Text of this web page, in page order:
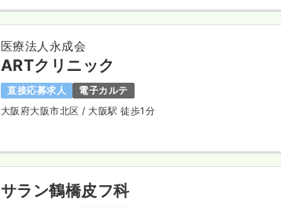
医療法人永成会
ARTクリニック
直接応募求人
電子カルテ
大阪府大阪市北区/ 大阪駅 徒歩1分
サラン鶴橋皮フ科